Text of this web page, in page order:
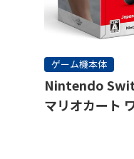
ゲーム機本体
Nintendo
マリオカート